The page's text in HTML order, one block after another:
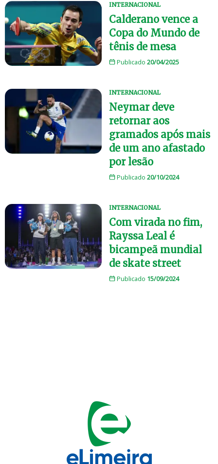
INTERNACIONAL
Calderano vence a
Copa do Mundo de
tênis de mesa
Publicado 20/04/2025
INTERNACIONAL
Neymar deve
retornar aos
gramados após mais
de um ano afastado
por lesão
Publicado 20/10/2024
INTERNACIONAL
Com virada no fim,
Rayssa Leal é
bicampeã mundial
de skate street
Publicado 15/09/2024